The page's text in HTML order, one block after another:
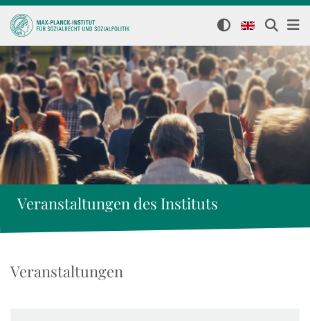
Veranstaltungen des Instituts
Veranstaltungen